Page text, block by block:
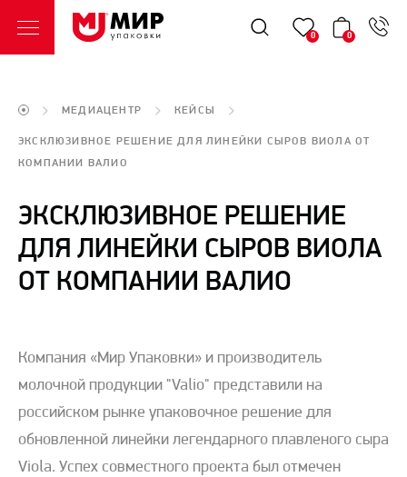
0 0
МЕДИАЦЕНТР КЕЙСЫ
ЭКСКЛЮЗИВНОЕ РЕШЕНИЕ ДЛЯ ЛИНЕЙКИ СЫРОВ ВИОЛА ОТ
КОМПАНИИ ВАЛИО
ЭКСКЛЮЗИВНОЕ РЕШЕНИЕ
ДЛЯ ЛИНЕЙКИ СЫРОВ ВИОЛА
ОТ КОМПАНИИ ВАЛИО
Компания «Мир Упаковки» и производитель
молочной продукции "Valio" представили на
российском рынке упаковочное решение для
обновленной линейки легендарного плавленого сыра
Viola. Успех совместного проекта был отмечен